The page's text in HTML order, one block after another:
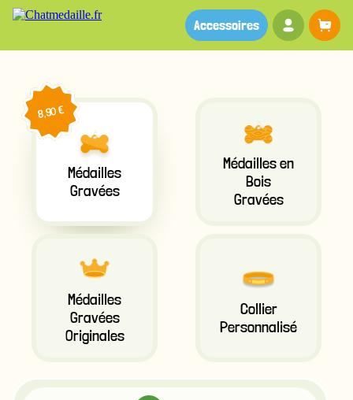
Votre
Accessoires
Médailles
Gravées
8,90 €
Médailles en
Bois
Gravées
Médailles
Gravées
Originales
Collier
Personnalisé